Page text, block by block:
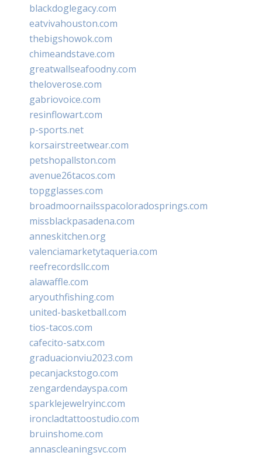
blackdoglegacy.com
eatvivahouston.com
thebigshowok.com
chimeandstave.com
greatwallseafoodny.com
theloverose.com
gabriovoice.com
resinflowart.com
p-sports.net
korsairstreetwear.com
petshopallston.com
avenue26tacos.com
topgglasses.com
broadmoornailsspacoloradosprings.com
missblackpasadena.com
anneskitchen.org
valenciamarketytaqueria.com
reefrecordsllc.com
alawaffle.com
aryouthfishing.com
united-basketball.com
tios-tacos.com
cafecito-satx.com
graduacionviu2023.com
pecanjackstogo.com
zengardendayspa.com
sparklejewelryinc.com
ironcladtattoostudio.com
bruinshome.com
annascleaningsvc.com